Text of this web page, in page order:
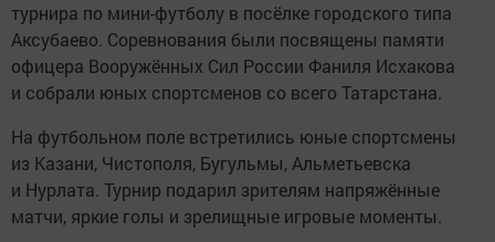
турнира по мини-футболу в посёлке городского типа
Аксубаево. Соревнования были посвящены памяти
офицера Вооружённых Сил России Фаниля Исхакова
и собрали юных спортсменов со всего Татарстана.
На футбольном поле встретились юные спортсмены
из Казани, Чистополя, Бугульмы, Альметьевска
и Нурлата. Турнир подарил зрителям напряжённые
матчи, яркие голы и зрелищные игровые моменты.